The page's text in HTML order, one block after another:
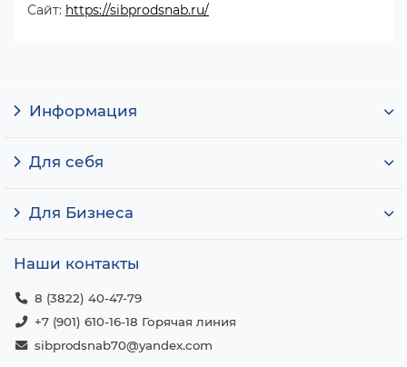
Сайт: https://sibprodsnab.ru/
Информация
Для себя
Для Бизнеса
Наши контакты
8 (3822) 40-47-79
+7 (901) 610-16-18 Горячая линия
sibprodsnab70@yandex.com